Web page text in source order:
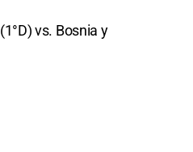
(1°D) vs. Bosnia y